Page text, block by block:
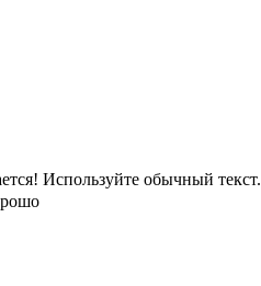
Используйте обычный текст.